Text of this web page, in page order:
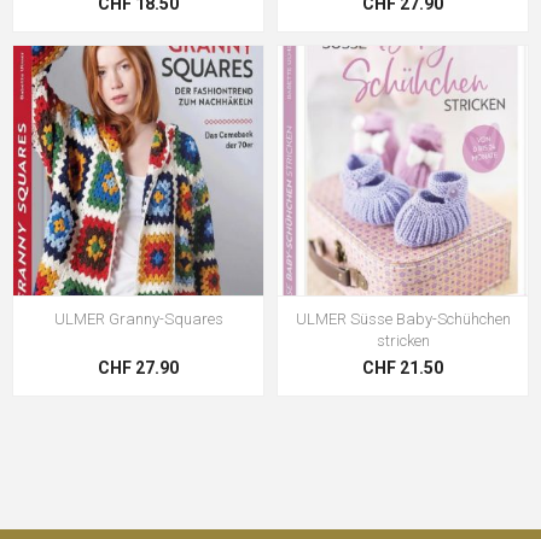
ULMER Granny-Squares
CHF 27.90
ULMER Süsse Baby-Schühchen
stricken
CHF 21.50